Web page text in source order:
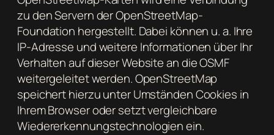
zu den Servern der OpenStreetMap-
Foundation hergestellt. Dabei können u. a. Ihre
IP-Adresse und weitere Informationen über Ihr
Verhalten auf dieser Website an die OSMF
weitergeleitet werden. OpenStreetMap
speichert hierzu unter Umständen Cookies in
Ihrem Browser oder setzt vergleichbare
Wiedererkennungstechnologien ein.